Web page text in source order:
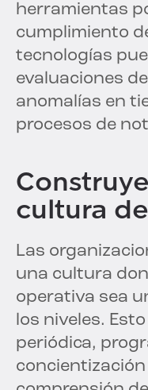
herramientas
cumplimiento
tecnologías
evaluaciones
anomalías en
procesos de
cultura
Las
una cultura
operativa sea
los niveles.
periódica,